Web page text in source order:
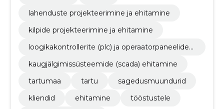
lahenduste projekteerimine ja ehitamine
kilpide projekteerimine ja ehitamine
loogikakontrollerite (plc) ja operaatorpaneelide
kaugjälgimissüsteemide (scada) ehitamine
tartumaa
tartu
sagedusmuundurid
kliendid
ehitamine
tööstustele